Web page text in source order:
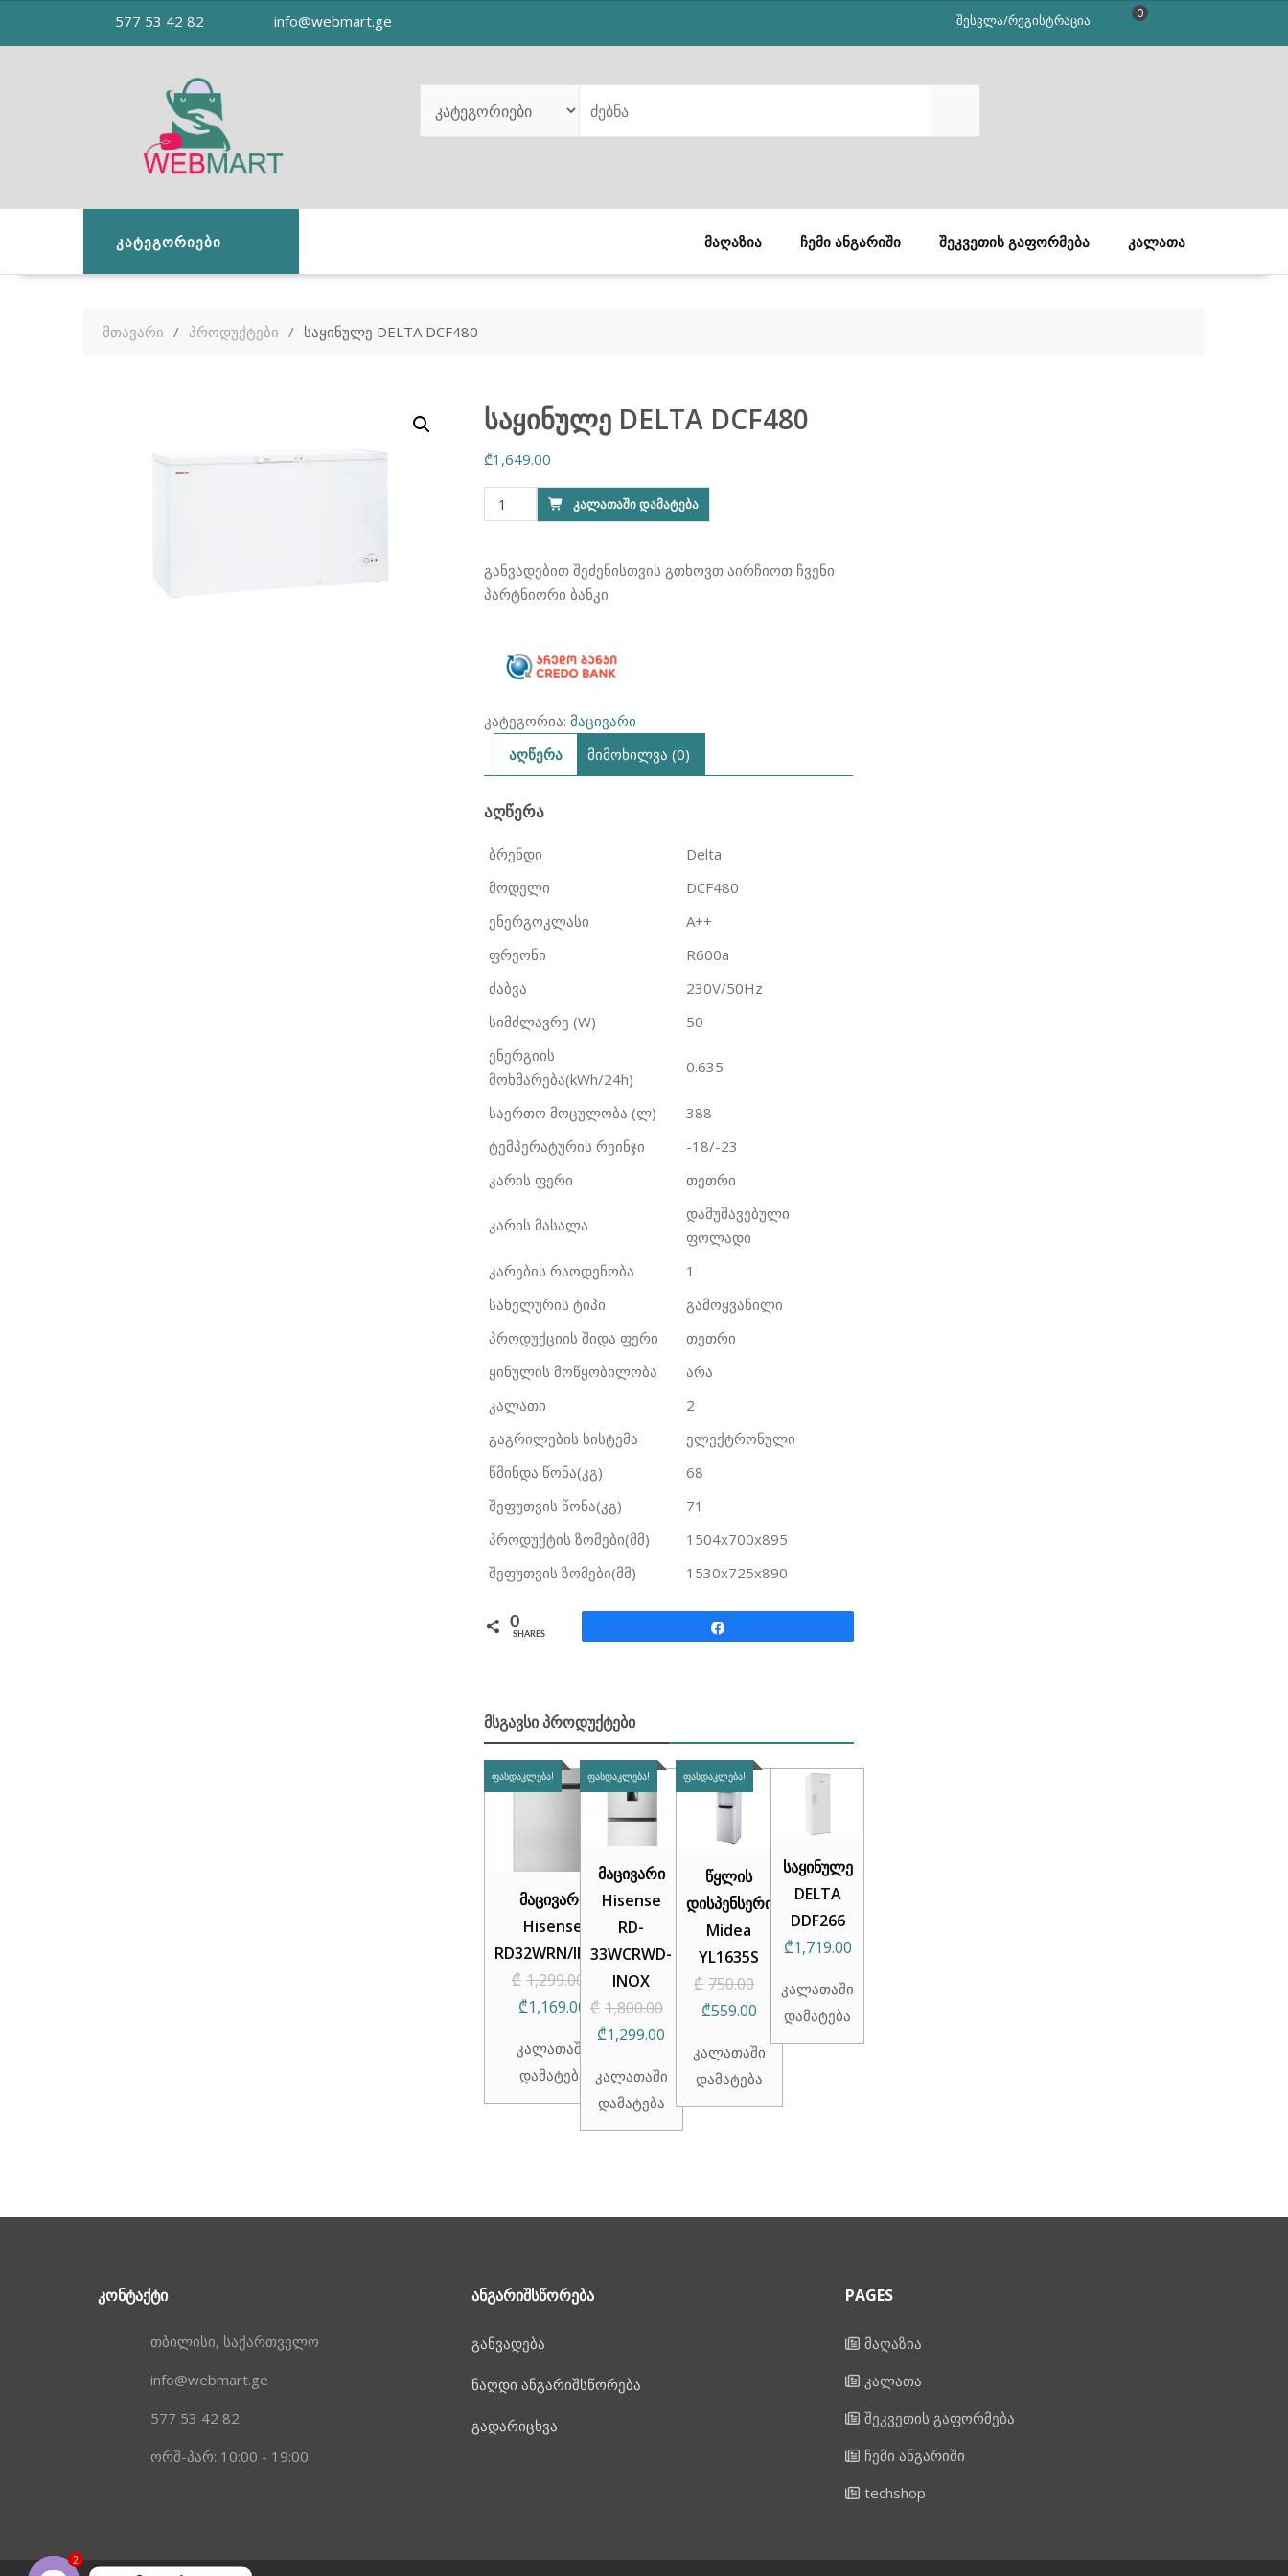
577 53 42 82 info@webmart.ge შესვლა/რეგისტრაცია 0
ᲙᲐᲢᲔᲒᲝᲠᲘᲔᲑᲘ ᲛᲐᲦᲐᲖᲘᲐ ᲩᲔᲛᲘ ᲐᲜᲒᲐᲠᲘᲨᲘ ᲨᲔᲙᲕᲔᲗᲘᲡ ᲒᲐᲤᲝᲠᲛᲔᲑᲐ ᲙᲐᲚᲐᲗᲐ
მთავარი პროდუქტები საყინულე DELTA DCF480
საყინულე DELTA DCF480
₾1,649.00
რაოდენობა:
საყინულე
DCF480
ᲙᲐᲚᲐᲗᲐᲨᲘ ᲓᲐᲛᲐᲢᲔᲑᲐ
განვადებით შეძენისთვის გთხოვთ აირჩიოთ ჩვენი
პარტნიორი ბანკი
კატეგორია:მაცივარი
აღწერა
მიმოხილვა (0)
ᲐᲦᲬᲔᲠᲐ
ბრენდი
Delta
მოდელი
DCF480
ენერგოკლასი
A++
ფრეონი
R600a
ძაბვა
230V/50Hz
სიმძლავრე (W)
50
ენერგიის
მოხმარება(kWh/24h)
0.635
საერთო მოცულობა (ლ)
388
ტემპერატურის რეინჯი
-18/-23
კარის ფერი
თეთრი
კარის მასალა
დამუშავებული
ფოლადი
კარების რაოდენობა
1
სახელურის ტიპი
გამოყვანილი
პროდუქციის შიდა ფერი
თეთრი
ყინულის მოწყობილობა
არა
კალათი
2
გაგრილების სისტემა
ელექტრონული
წმინდა წონა(კგ)
68
შეფუთვის წონა(კგ)
71
პროდუქტის ზომები(მმ)
1504x700x895
შეფუთვის ზომები(მმ)
1530x725x890
0
SHARES
ᲛᲡᲒᲐᲕᲡᲘ ᲞᲠᲝᲓᲣᲥᲢᲔᲑᲘ
ᲤᲐᲡᲓᲐᲙᲚᲔᲑᲐ!
მაცივარი
Hisense
RD32WRN/INOX
₾ 1,299.00
Original
price
was:
₾1,169.00 Current
price
₾1,169.00.
კალათაში
დამატება
ᲤᲐᲡᲓᲐᲙᲚᲔᲑᲐ!
მაცივარი
Hisense
RD-
33WCRWD-
INOX
₾ 1,800.00
Original
was:
₾1,800.00.
₾1,299.00
price
is:
₾1,299.00.
კალათაში
დამატება
ᲤᲐᲡᲓᲐᲙᲚᲔᲑᲐ!
წყლის
დისპენსერი
Midea
YL1635S
₾ 750.00
Original
price
₾750.00.
₾559.00Current
is:
₾559.00.
კალათაში
დამატება
საყინულე
DELTA
DDF266
₾1,719.00
კალათაში
დამატება
ᲙᲝᲜᲢᲐᲥᲢᲘ
თბილისი, საქართველო
info@webmart.ge
577 53 42 82
ორშ-პარ: 10:00 - 19:00
ᲐᲜᲒᲐᲠᲘᲨᲡᲬᲝᲠᲔᲑᲐ
განვადება
ნაღდი ანგარიშსწორება
გადარიცხვა
PAGES
მაღაზია
კალათა
შეკვეთის გაფორმება
ჩემი ანგარიში
techshop
2